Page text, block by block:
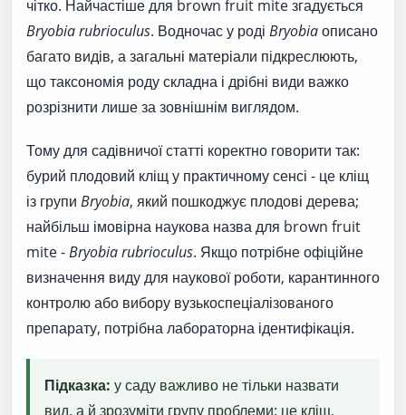
чітко. Найчастіше для brown fruit mite згадується
Bryobia rubrioculus. Водночас у роді Bryobiaописано
багато видів, а загальні матеріали підкреслюють,
що таксономія роду складна і дрібні види важко
розрізнити лише за зовнішнім виглядом.
Тому для садівничої статті коректно говорити так:
бурий плодовий кліщ у практичному сенсі - це кліщ
із групи Bryobia, який пошкоджує плодові дерева;
найбільш імовірна наукова назва для brown fruit
mite -Bryobia rubrioculus. Якщо потрібне офіційне
визначення виду для наукової роботи, карантинного
контролю або вибору вузькоспеціалізованого
препарату, потрібна лабораторна ідентифікація.
Підказка: у саду важливо не тільки назвати
вид, а й зрозуміти групу проблеми: це кліщ,